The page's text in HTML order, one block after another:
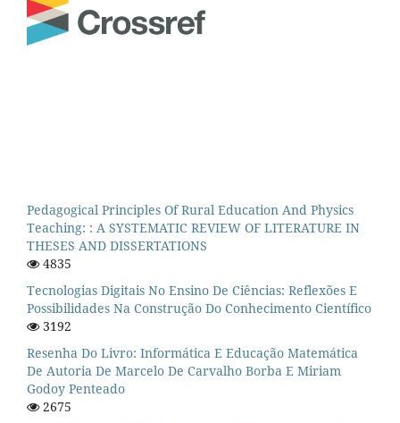
Pedagogical Principles Of Rural Education And Physics
Teaching: : A SYSTEMATIC REVIEW OF LITERATURE IN
THESES AND DISSERTATIONS
4835
Tecnologias Digitais No Ensino De Ciências: Reflexões E
Possibilidades Na Construção Do Conhecimento Científico
3192
Resenha Do Livro: Informática E Educação Matemática
De Autoria De Marcelo De Carvalho Borba E Miriam
Godoy Penteado
2675